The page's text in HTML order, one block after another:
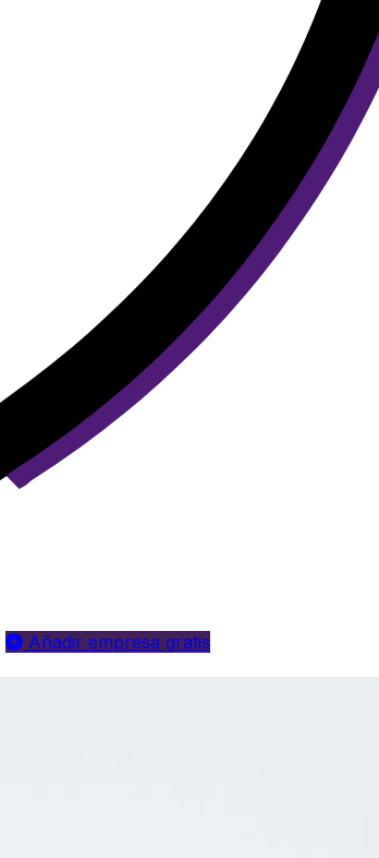
Añadir empresa gratis